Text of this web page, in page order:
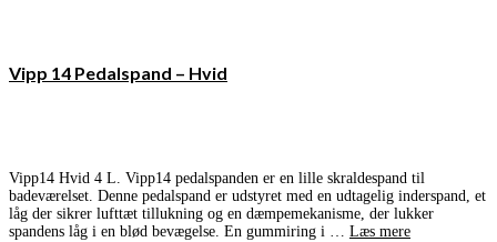
Vipp 14 Pedalspand – Hvid
Vipp14 Hvid 4 L. Vipp14 pedalspanden er en lille skraldespand til
badeværelset. Denne pedalspand er udstyret med en udtagelig inderspand, et
låg der sikrer lufttæt tillukning og en dæmpemekanisme, der lukker
spandens låg i en blød bevægelse. En gummiring i … Læs mere